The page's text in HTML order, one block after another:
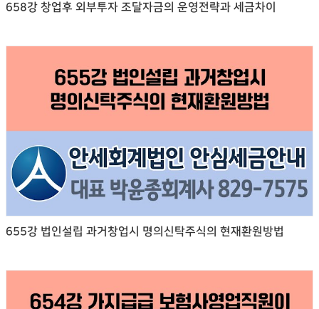
658강 창업후 외부투자 조달자금의 운영전략과 세금차이
655강 법인설립 과거창업시 명의신탁주식의 현재환원방법